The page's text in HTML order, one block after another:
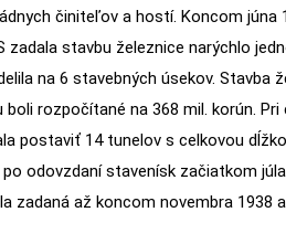
činiteľov a hostí. Koncom júna
zadala stavbu železnice narýchlo
na 6 stavebných úsekov. Stavba
boli rozpočítané na 368 mil. korún.
postaviť 14 tunelov s celkovou
odovzdaní stavenísk začiatkom
zadaná až koncom novembra 1938